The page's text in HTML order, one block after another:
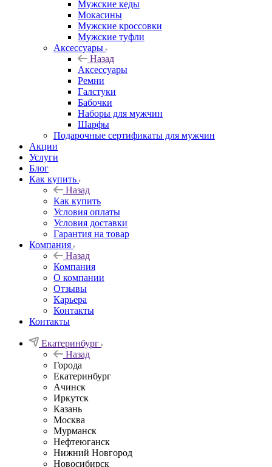
Мужские кеды
Мокасины
Мужские кроссовки
Мужские туфли
Аксессуары
Назад
Аксессуары
Ремни
Галстуки
Бабочки
Наборы для мужчин
Шарфы
Подарочные сертификаты для мужчин
Акции
Услуги
Блог
Как купить
Назад
Как купить
Условия оплаты
Условия доставки
Гарантия на товар
Компания
Назад
Компания
О компании
Отзывы
Карьера
Контакты
Контакты
Екатеринбург
Назад
Города
Екатеринбург
Ачинск
Иркутск
Казань
Москва
Мурманск
Нефтеюганск
Нижний Новгород
Новосибирск